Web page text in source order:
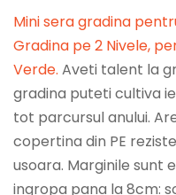
Mini sera gradina
Gradina pe 2 Nivele,
Verde. Aveti talent la
gradina puteti cultiva
tot parcursul anului.
copertina din PE
usoara. Marginile sunt
ingropa pana la 8cm: